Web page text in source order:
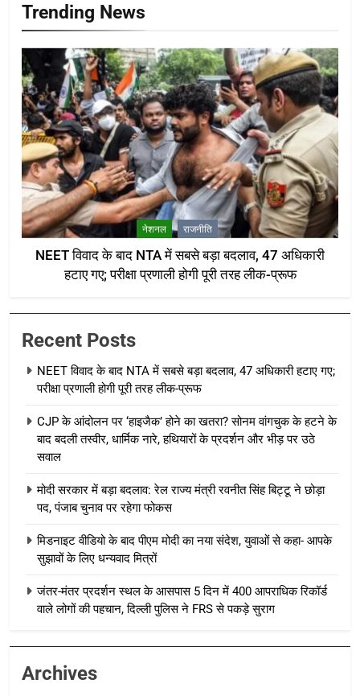
Trending News
नेशनल राजनीति
NEET विवाद के बाद NTA में सबसे बड़ा बदलाव, 47 अधिकारी
हटाए गए; परीक्षा प्रणाली होगी पूरी तरह लीक-प्रूफ
Recent Posts
NEET विवाद के बाद NTA में सबसे बड़ा बदलाव, 47 अधिकारी हटाए गए;
परीक्षा प्रणाली होगी पूरी तरह लीक-प्रूफ
CJP के आंदोलन पर ‘हाइजैक’ होने का खतरा? सोनम वांगचुक के हटने के
बाद बदली तस्वीर, धार्मिक नारे, हथियारों के प्रदर्शन और भीड़ पर उठे
सवाल
मोदी सरकार में बड़ा बदलाव: रेल राज्य मंत्री रवनीत सिंह बिट्टू ने छोड़ा
पद, पंजाब चुनाव पर रहेगा फोकस
मिडनाइट वीडियो के बाद पीएम मोदी का नया संदेश, युवाओं से कहा- आपके
सुझावों के लिए धन्यवाद मित्रों
जंतर-मंतर प्रदर्शन स्थल के आसपास 5 दिन में 400 आपराधिक रिकॉर्ड
वाले लोगों की पहचान, दिल्ली पुलिस ने FRS से पकड़े सुराग
Archives